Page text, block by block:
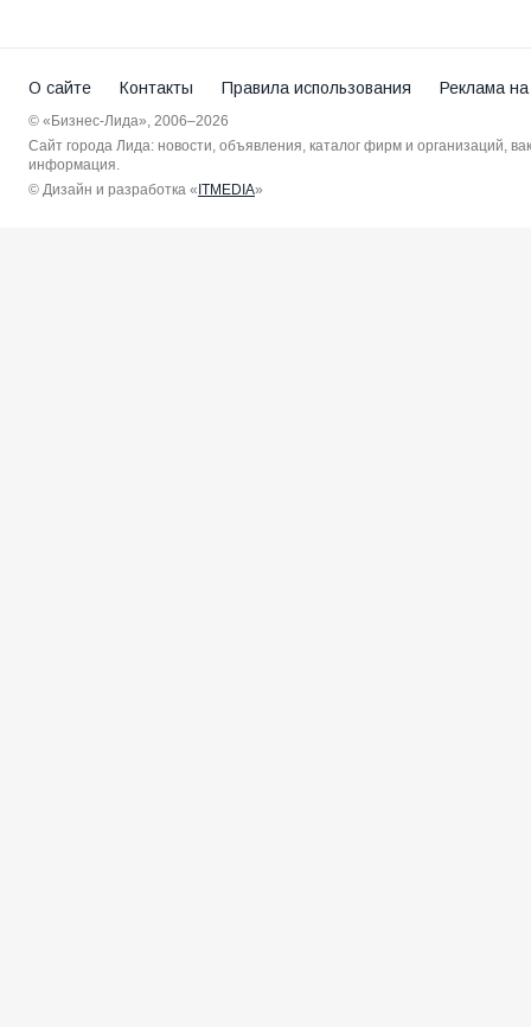
О сайте Контакты Правила использования Реклама
© «Бизнес-Лида», 2006–2026
Сайт города Лида: новости, объявления, каталог фирм и организаций,
информация.
© Дизайн и разработка «ITMEDIA»